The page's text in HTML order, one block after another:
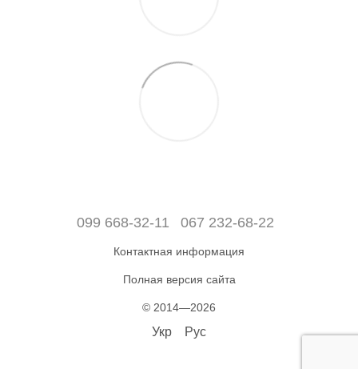
099 668-32-11 067 232-68-22
Контактная информация
Полная версия сайта
© 2014—2026
Укр Рус